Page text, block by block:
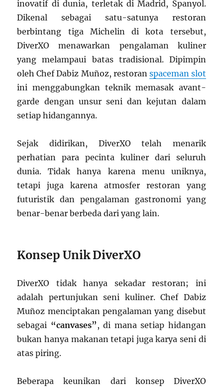
inovatif di dunia, terletak di Madrid, Spanyol.
Dikenal sebagai satu-satunya restoran
berbintang tiga Michelin di kota tersebut,
DiverXO menawarkan pengalaman kuliner
yang melampaui batas tradisional. Dipimpin
oleh Chef Dabiz Muñoz, restoran spaceman slot
ini menggabungkan teknik memasak avant-
garde dengan unsur seni dan kejutan dalam
setiap hidangannya.
Sejak didirikan, DiverXO telah menarik
perhatian para pecinta kuliner dari seluruh
dunia. Tidak hanya karena menu uniknya,
tetapi juga karena atmosfer restoran yang
futuristik dan pengalaman gastronomi yang
benar-benar berbeda dari yang lain.
Konsep Unik DiverXO
DiverXO tidak hanya sekadar restoran; ini
adalah pertunjukan seni kuliner. Chef Dabiz
Muñoz menciptakan pengalaman yang disebut
sebagai “canvases” , di mana setiap hidangan
bukan hanya makanan tetapi juga karya seni di
atas piring.
Beberapa keunikan dari konsep DiverXO